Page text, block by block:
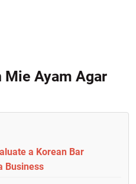
Mie Ayam Agar
a Korean Bar
Business